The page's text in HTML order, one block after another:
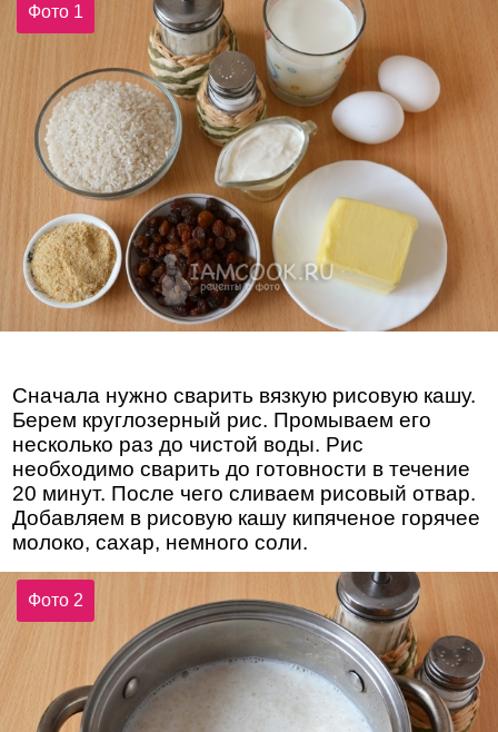
Фото 1
Сначала нужно сварить вязкую рисовую кашу.
Берем круглозерный рис. Промываем его
несколько раз до чистой воды. Рис
необходимо сварить до готовности в течение
20 минут. После чего сливаем рисовый отвар.
Добавляем в рисовую кашу кипяченое горячее
молоко, сахар, немного соли.
Фото 2